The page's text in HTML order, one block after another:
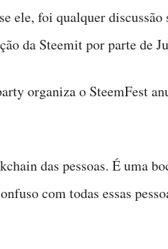
ele, foi qualquer discussão
da Steemit por parte de
organiza o SteemFest
das pessoas. É uma
com todas essas